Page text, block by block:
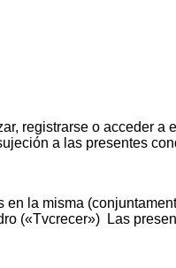
registrarse o acceder a
a las presentes
la misma
(«Tvcrecer») Las